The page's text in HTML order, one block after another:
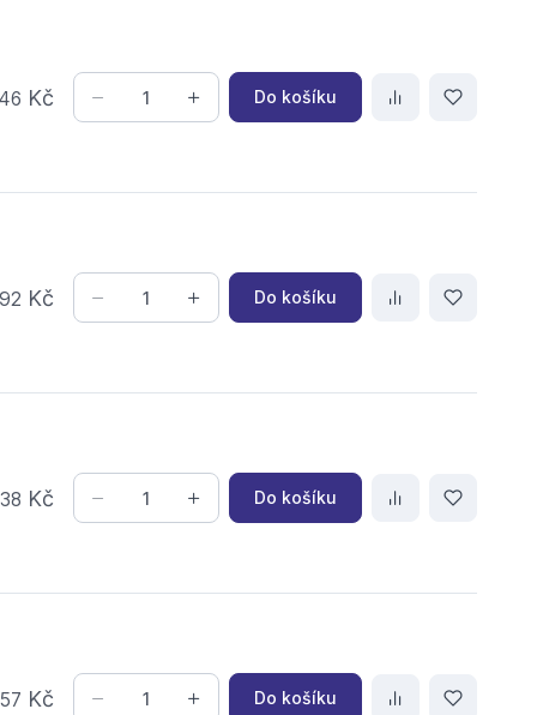
46 Kč Do košíku
92 Kč Do košíku
38 Kč Do košíku
57 Kč Do košíku